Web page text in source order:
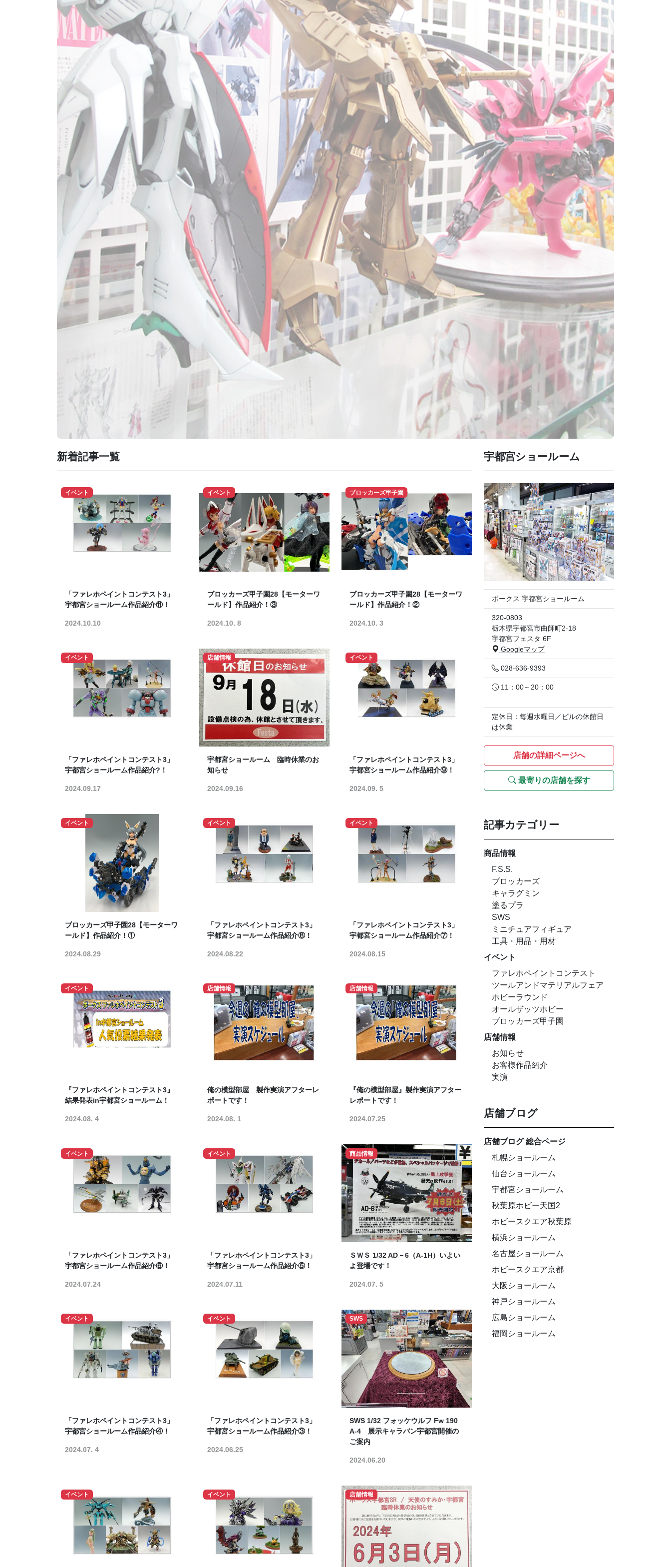
新着記事一覧
イベント
「ファレホペイントコンテスト3」
宇都宮ショールーム作品紹介⑪！
2024.10.10
イベント
ブロッカーズ甲子園28【モーターワ
ールド】作品紹介！③
2024.10. 8
ブロッカーズ甲子園
ブロッカーズ甲子園28【モーターワ
ールド】作品紹介！②
2024.10. 3
イベント
「ファレホペイントコンテスト3」
宇都宮ショールーム作品紹介?！
2024.09.17
店舗情報
宇都宮ショールーム 臨時休業のお
知らせ
2024.09.16
イベント
「ファレホペイントコンテスト3」
宇都宮ショールーム作品紹介⑨！
2024.09. 5
イベント
ブロッカーズ甲子園28【モーターワ
ールド】作品紹介！①
2024.08.29
イベント
「ファレホペイントコンテスト3」
宇都宮ショールーム作品紹介⑧！
2024.08.22
イベント
「ファレホペイントコンテスト3」
宇都宮ショールーム作品紹介⑦！
2024.08.15
イベント
『ファレホペイントコンテスト3』
結果発表in宇都宮ショールーム！
2024.08. 4
店舗情報
俺の模型部屋 製作実演アフターレ
ポートです！
2024.08. 1
店舗情報
『俺の模型部屋』製作実演アフター
レポートです！
2024.07.25
イベント
「ファレホペイントコンテスト3」
宇都宮ショールーム作品紹介⑥！
2024.07.24
イベント
「ファレホペイントコンテスト3」
宇都宮ショールーム作品紹介⑤！
2024.07.11
商品情報
ＳＷＳ 1/32 AD－6（A-1H）いよい
よ登場です！
2024.07. 5
イベント
「ファレホペイントコンテスト3」
宇都宮ショールーム作品紹介④！
2024.07. 4
イベント
「ファレホペイントコンテスト3」
宇都宮ショールーム作品紹介③！
2024.06.25
SWS
SWS 1/32 フォッケウルフ Fw 190
A-4 展示キャラバン宇都宮開催の
ご案内
2024.06.20
イベント イベント 店舗情報
宇都宮ショールーム
ボークス 宇都宮ショールーム
320-0803
栃木県宇都宮市曲師町2-18
宇都宮フェスタ 6F
Googleマップ
028-636-9393
11：00～20：00
定休日：毎週水曜日／ビルの休館日
は休業
店舗の詳細ページへ
最寄りの店舗を探す
記事カテゴリー
商品情報
F.S.S.
ブロッカーズ
キャラグミン
塗るプラ
SWS
ミニチュアフィギュア
工具・用品・用材
イベント
ファレホペイントコンテスト
ツールアンドマテリアルフェア
ホビーラウンド
オールザッツホビー
ブロッカーズ甲子園
店舗情報
お知らせ
お客様作品紹介
実演
店舗ブログ
店舗ブログ 総合ページ
札幌ショールーム
仙台ショールーム
宇都宮ショールーム
秋葉原ホビー天国2
ホビースクエア秋葉原
横浜ショールーム
名古屋ショールーム
ホビースクエア京都
大阪ショールーム
神戸ショールーム
広島ショールーム
福岡ショールーム